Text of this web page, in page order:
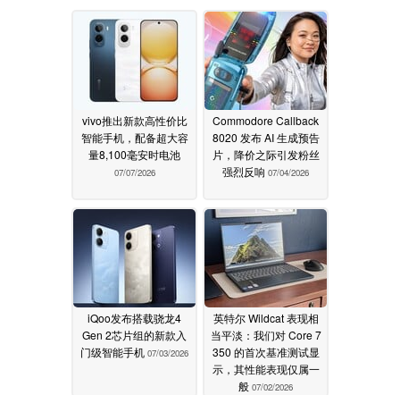
vivo推出新款高性价比
智能手机，配备超大容
量8,100毫安时电池
07/07/2026
Commodore Callback
8020 发布 AI 生成预告
片，降价之际引发粉丝
强烈反响 07/04/2026
iQoo发布搭载骁龙4
Gen 2芯片组的新款入
门级智能手机 07/03/2026
英特尔 Wildcat 表现相
当平淡：我们对 Core 7
350 的首次基准测试显
示，其性能表现仅属一
般 07/02/2026